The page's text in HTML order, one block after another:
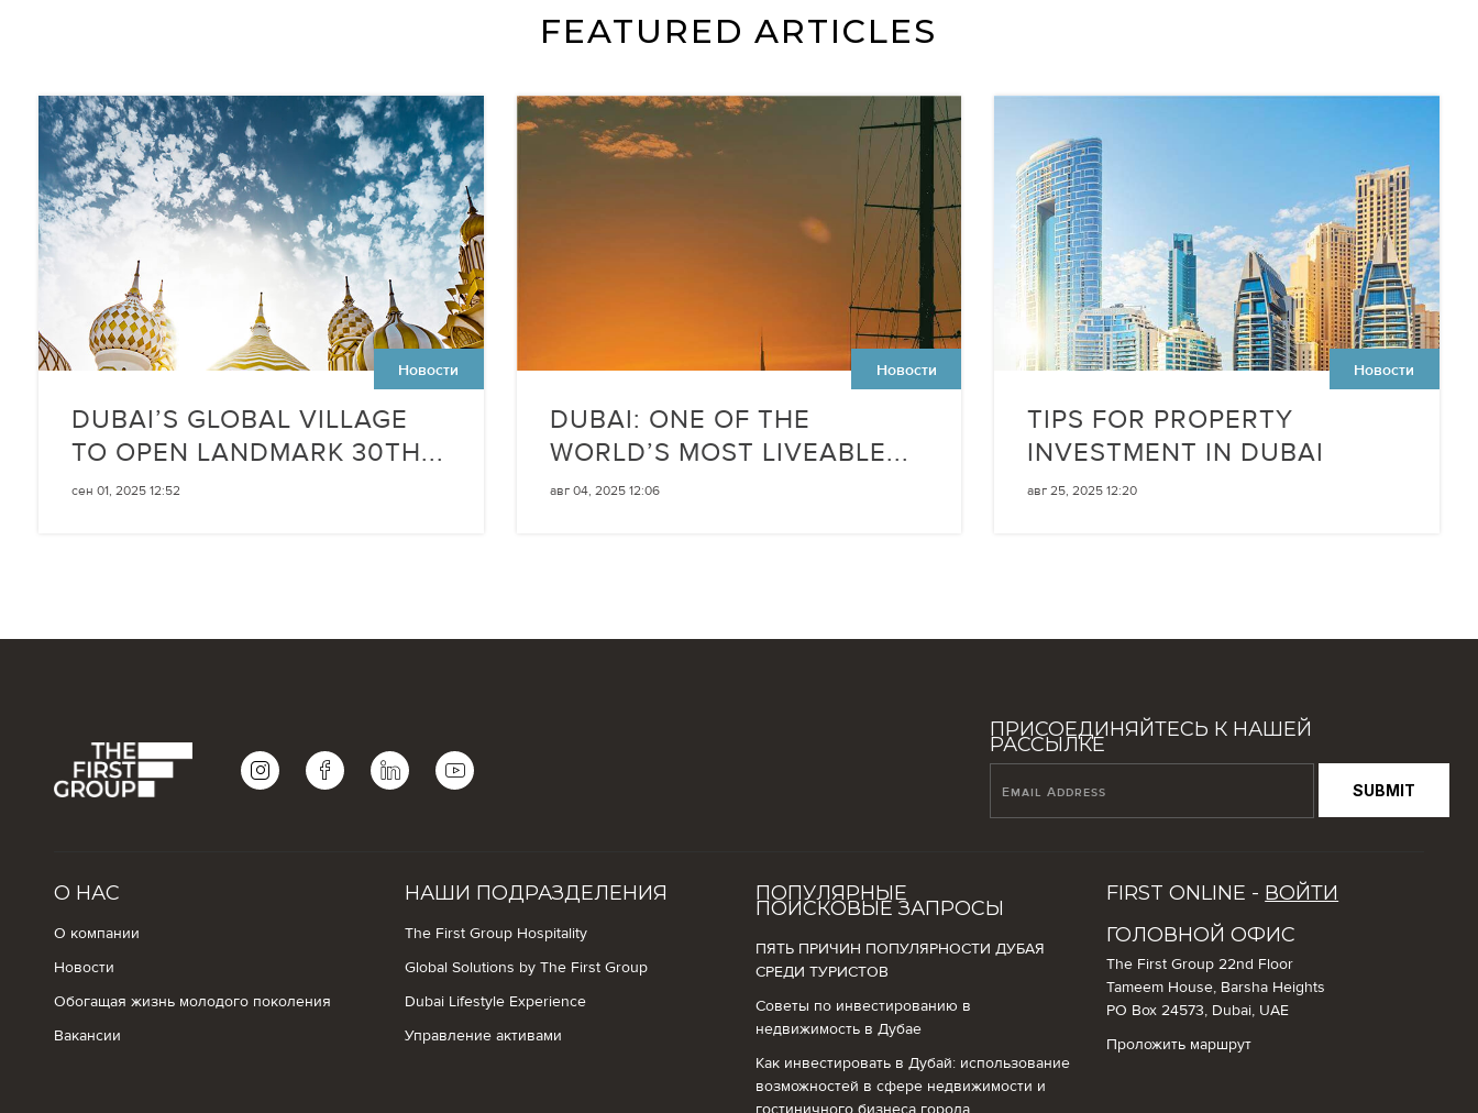
FEATURED ARTICLES
Новости
DUBAI’S GLOBAL VILLAGE
TO OPEN LANDMARK 30TH...
сен 01, 2025 12:52
Новости
DUBAI: ONE OF THE
WORLD’S MOST LIVEABLE...
авг 04, 2025 12:06
Новости
TIPS FOR PROPERTY
INVESTMENT IN DUBAI
авг 25, 2025 12:20
ПРИСОЕДИНЯЙТЕСЬ К НАШЕЙ
РАССЫЛКЕ
SUBMIT
О НАС
О компании
Новости
Обогащая жизнь молодого поколения
Вакансии
НАШИ ПОДРАЗДЕЛЕНИЯ
The First Group Hospitality
Global Solutions by The First Group
Dubai Lifestyle Experience
Управление активами
ПОПУЛЯРНЫЕ
ПОИСКОВЫЕ ЗАПРОСЫ
ПЯТЬ ПРИЧИН ПОПУЛЯРНОСТИ ДУБАЯ
СРЕДИ ТУРИСТОВ
Советы по инвестированию в
недвижимость в Дубае
Как инвестировать в Дубай: использование
возможностей в сфере недвижимости и
FIRST ONLINE - ВОЙТИ
ГОЛОВНОЙ ОФИС
The First Group 22nd Floor
Tameem House, Barsha Heights
PO Box 24573, Dubai, UAE
Проложить маршрут